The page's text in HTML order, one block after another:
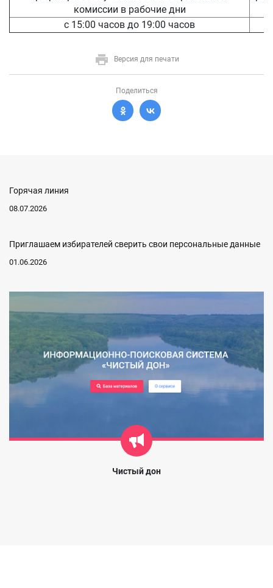
комиссии в рабочие дни
с 15:00 часов до 19:00 часов
Версия для печати
Поделиться
Горячая линия
08.07.2026
Приглашаем избирателей сверить свои персональные данные
01.06.2026
Чистый дон